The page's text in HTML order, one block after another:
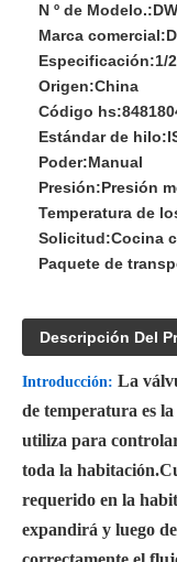
N º de Modelo.:
Marca comercial:
Especificación:1/2
Origen:China
Código hs:
Estándar de hilo:
Poder:Manual
Presión:Presión
Temperatura de
Solicitud:Cocina
Paquete de
Descripción Del
Introducción: La
de temperatura es
utiliza para
toda la
requerido en la
expandirá y luego